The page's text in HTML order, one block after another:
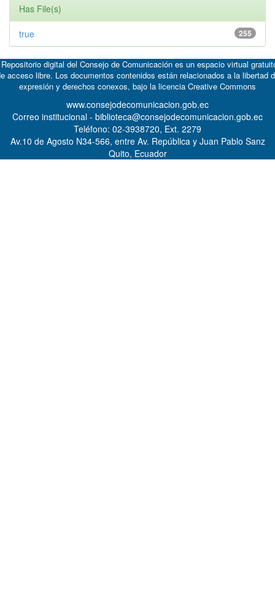
Has File(s)
255
true
digital del Consejo de Comunicación es un espacio virtual
acceso libre. Los documentos contenidos están relacionados a la libertad
expresión y derechos conexos, bajo la licencia Creative Commons
www.consejodecomunicacion.gob.ec
Correo institucional - biblioteca@consejodecomunicacion.gob.ec
Teléfono: 02-3938720, Ext. 2279
Av.10 de Agosto N34-566, entre Av. República y Juan Pablo Sanz
Quito, Ecuador